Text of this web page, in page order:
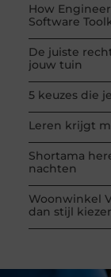
How
Software
De juiste
jouw tuin
5 keuzes die
Leren krijgt
Shortama
nachten
Woonwinkel
dan stijl